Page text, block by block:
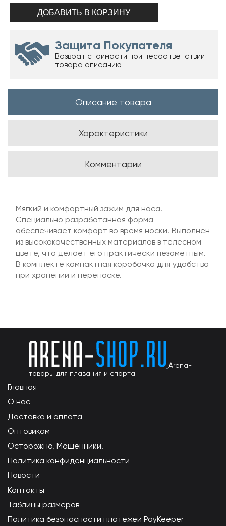
Защита Покупателя
Возврат стоимости при несоответствии
товара описанию
Описание товара
Характеристики
Комментарии
Мягкий и комфортный зажим для носа.
Специально разработанная форма
обеспечивает комфорт во время носки. Выполнен
из высококачественных материалов в телесном
цвете, что делает его практически незаметным.
В комплекте компактная коробочка для удобства
при хранении и переноске.
Arena-
товары для плавания и спорта
Главная
О нас
Доставка и оплата
Оптовикам
Осторожно, Мошенники!
Политика конфиденциальности
Новости
Контакты
Таблицы размеров
Политика безопасности платежей PayKeeper